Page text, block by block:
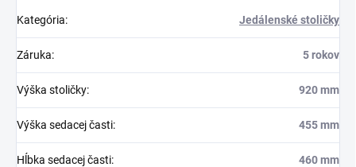
Kategória: Jedálenské stoličky
Záruka: 5 rokov
Výška stoličky: 920 mm
Výška sedacej časti: 455 mm
Hĺbka sedacej časti: 460 mm